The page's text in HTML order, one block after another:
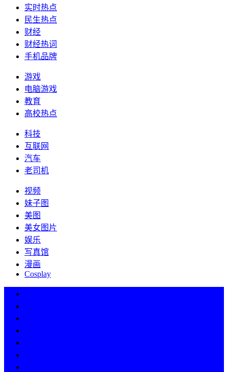
实时热点
民生热点
财经
财经热词
手机品牌
游戏
电脑游戏
教育
高校热点
科技
互联网
汽车
老司机
视频
妹子图
美图
美女图片
娱乐
写真馆
漫画
Cosplay